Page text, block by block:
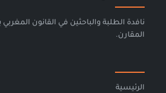
نافدة الطلبة والباحثين في القانون المغربي
المقارن.
الرئيسية